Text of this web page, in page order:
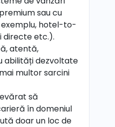
sau cu
hotel-to-
directe etc.).
atentă,
abilități dezvoltate
multor sarcini
să
în domeniul
doar un loc de